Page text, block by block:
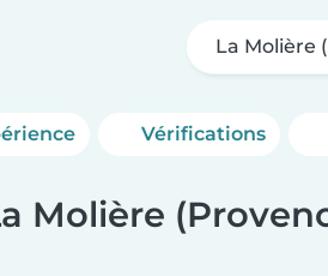
La Molière
Vérifications
Molière